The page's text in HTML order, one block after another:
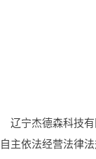
辽宁杰德森科技有
自主依法经营法律